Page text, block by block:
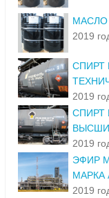
МАСЛО
2019
СПИРТ
2019
СПИРТ
2019
ЭФИР
МАРКА
2019